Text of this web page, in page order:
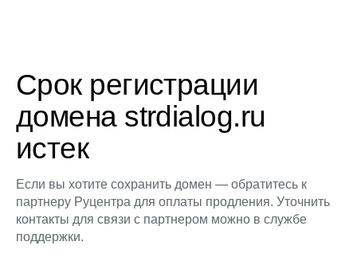
Срок регистрации
домена strdialog.ru
истек
Если вы хотите сохранить домен — обратитесь к
партнеру Руцентра для оплаты продления. Уточнить
контакты для связи с партнером можно в службе
поддержки.